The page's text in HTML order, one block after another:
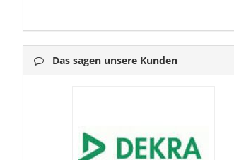
Das sagen unsere Kunden